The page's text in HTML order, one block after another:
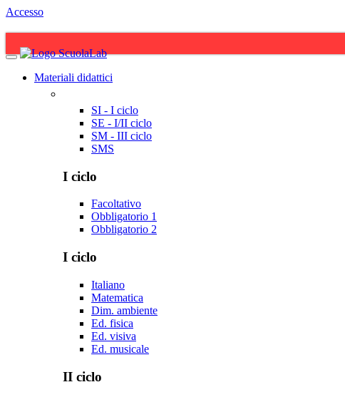
Accesso
Materiali didattici
SI - I ciclo
SE - I/II ciclo
SM - III ciclo
SMS
I ciclo
Facoltativo
Obbligatorio 1
Obbligatorio 2
I ciclo
Italiano
Matematica
Dim. ambiente
Ed. fisica
Ed. visiva
Ed. musicale
II ciclo